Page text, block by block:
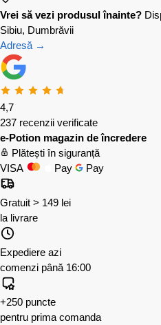
Vrei să vezi produsul înainte?
Sibiu, Dumbrăvii
Adresă →
4,7
237 recenzii verificate
e-Potion magazin de încredere
Plătești în siguranță
VISA
Pay Pay
Gratuit > 149 lei
la livrare
Expediere azi
comenzi până 16:00
+250 puncte
pentru prima comanda